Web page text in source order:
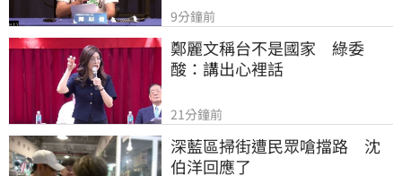
9分鐘前
鄭麗文稱台不是國家　綠委
酸：講出心裡話
21分鐘前
深藍區掃街遭民眾嗆擋路　沈
伯洋回應了